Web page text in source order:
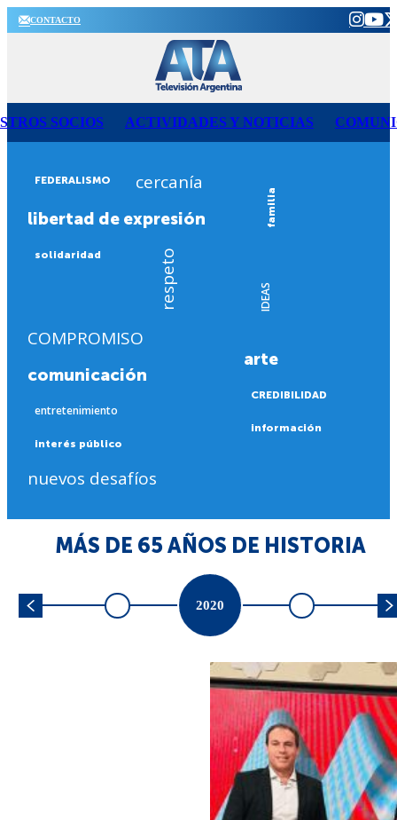
CONTACTO
SOCIOS ACTIVIDADES Y NOTICIAS
FEDERALISMO cercanía
familia
libertad de expresión
solidaridad respeto
COMPROMISO
comunicación
IDEAS
entretenimiento
interés público
arte
CREDIBILIDAD
nuevos desafíos
información
MÁS DE 65 AÑOS DE HISTORIA
2020